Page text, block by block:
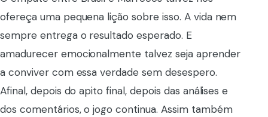
ofereça uma pequena lição sobre isso. A vida nem
sempre entrega o resultado esperado. E
amadurecer emocionalmente talvez seja aprender
a conviver com essa verdade sem desespero.
Afinal, depois do apito final, depois das análises e
dos comentários, o jogo continua. Assim também